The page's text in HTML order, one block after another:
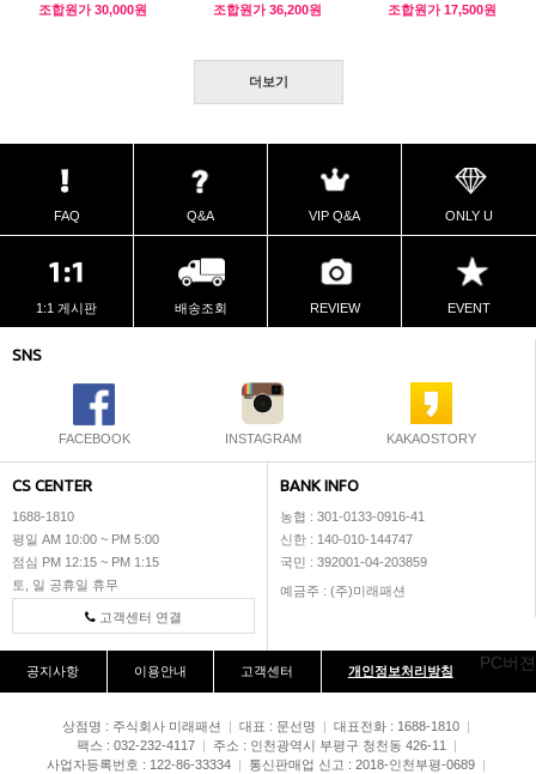
세미크롭 자켓
조합원가30,000원
드 자켓
조합원가36,200원
딩조끼
조합원가17,500원
더보기
FAQ Q&A VIP Q&A ONLY U
1:1 게시판 배송조회 REVIEW EVENT
SNS
FACEBOOK INSTAGRAM KAKAOSTORY
CS CENTER
1688-1810
평일 AM 10:00 ~ PM 5:00
점심 PM 12:15 ~ PM 1:15
토, 일 공휴일 휴무
고객센터 연결
BANK INFO
농협 : 301-0133-0916-41
신한 : 140-010-144747
국민 : 392001-04-203859
예금주 : (주)미래패션
공지사항 이용안내 고객센터 개인정보처리방침 PC버젼
상점명 : 주식회사 미래패션 | 대표 : 문선명 | 대표전화 : 1688-1810 |
팩스 : 032-232-4117
| 주소 : 인천광역시 부평구 청천동 426-11
|
사업자등록번호 : 122-86-33334 | 통신판매업 신고 : 2018-인천부평-0689 |